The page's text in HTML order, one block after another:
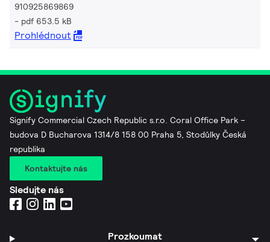
910925869869
pdf 653.5 kB
Prohlédnout
Signify Commercial Czech Republic s.r.o. Coral Office Park –
budova D Bucharova 1314/8 158 00 Praha 5, Stodůlky Česká
republika
Kontaktujte nás
Sledujte nás
Prozkoumat